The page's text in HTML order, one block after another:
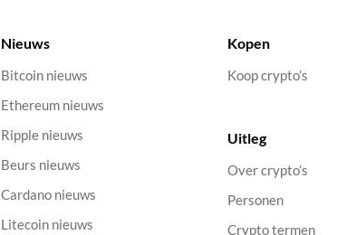
Nieuws
Bitcoin nieuws
Ethereum nieuws
Ripple nieuws
Beurs nieuws
Cardano nieuws
Litecoin nieuws
Kopen
Koop crypto’s
Uitleg
Over crypto’s
Personen
Crypto termen